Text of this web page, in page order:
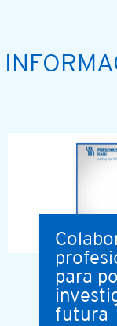
para
futura